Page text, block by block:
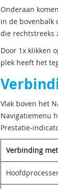
Onderaan
in de bovenbalk
die rechtstreeks
Door 1x klikken
plek heeft het
Vlak boven het
Navigatiemenu
Prestatie-
Verbinding met